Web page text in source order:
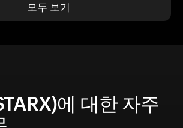
모두 보기
에 대한 자주